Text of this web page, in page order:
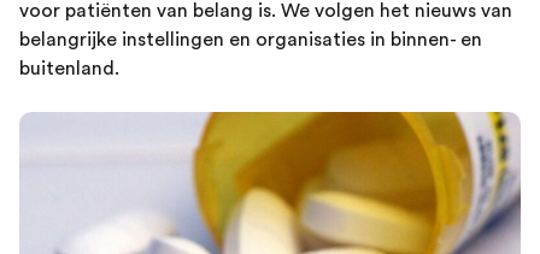
voor patiënten van belang is. We volgen het nieuws van
belangrijke instellingen en organisaties in binnen- en
buitenland.